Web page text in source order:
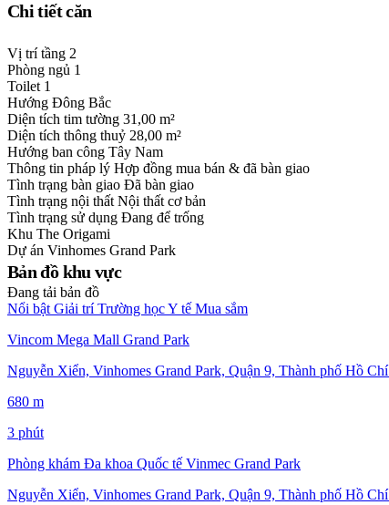
Chi tiết căn
Vị trí tầng 2
Phòng ngủ 1
Toilet 1
Hướng Đông Bắc
Diện tích tim tường 31,00 m²
Diện tích thông thuỷ 28,00 m²
Hướng ban công Tây Nam
Thông tin pháp lý Hợp đồng mua bán & đã bàn giao
Tình trạng bàn giao Đã bàn giao
Tình trạng nội thất Nội thất cơ bản
Tình trạng sử dụng Đang để trống
Khu The Origami
Dự án Vinhomes Grand Park
Bản đồ khu vực
Đang tải bản đồ
Nổi bật Giải trí Trường họcY tế Mua sắm
Vincom Mega Mall Grand Park
Nguyễn Xiển, Vinhomes Grand Park, Quận 9, Thành phố Hồ
680 m
3 phút
Phòng khám Đa khoa Quốc tế Vinmec Grand Park
Nguyễn Xiển, Vinhomes Grand Park, Quận 9, Thành phố Hồ